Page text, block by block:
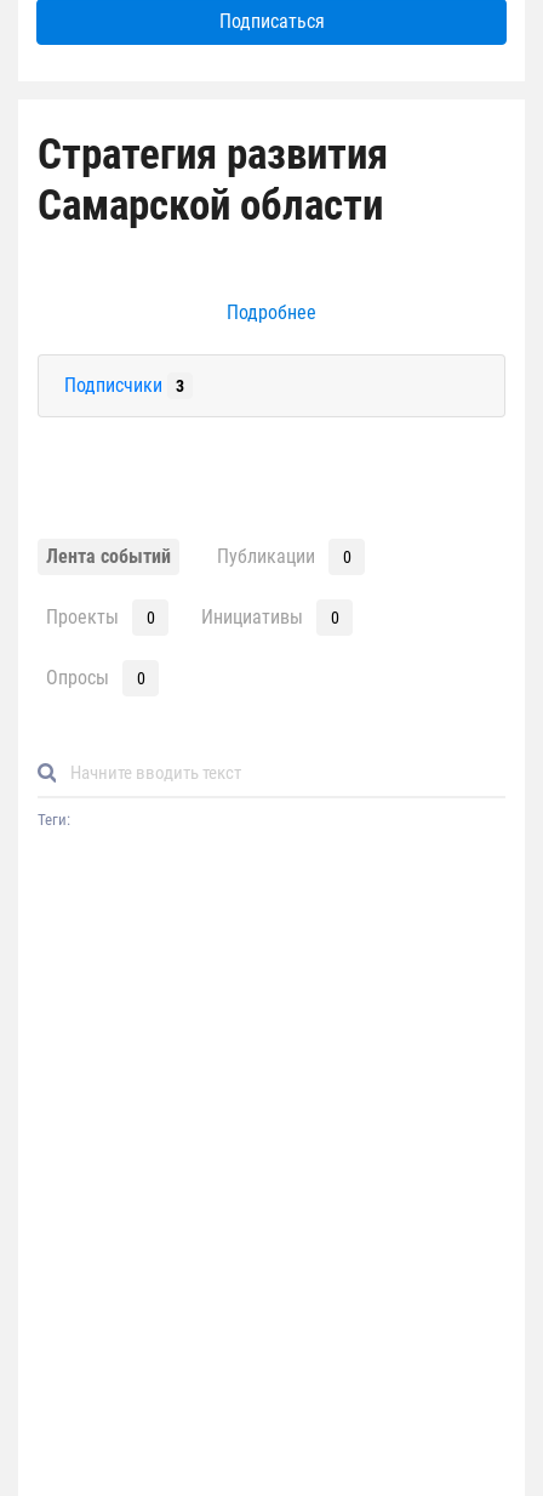
Подписаться
Стратегия развития
Самарской области
Подробнее
Подписчики 3
Лента событий Публикации 0
Проекты 0 Инициативы 0
Опросы 0
Теги: